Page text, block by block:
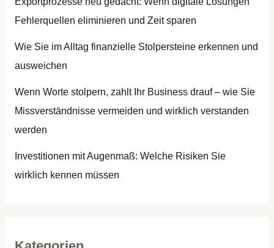
Fehlerquellen eliminieren und Zeit sparen
Wie Sie im Alltag finanzielle Stolpersteine erkennen und
ausweichen
Wenn Worte stolpern, zahlt Ihr Business drauf – wie Sie
Missverständnisse vermeiden und wirklich verstanden
werden
Investitionen mit Augenmaß: Welche Risiken Sie
wirklich kennen müssen